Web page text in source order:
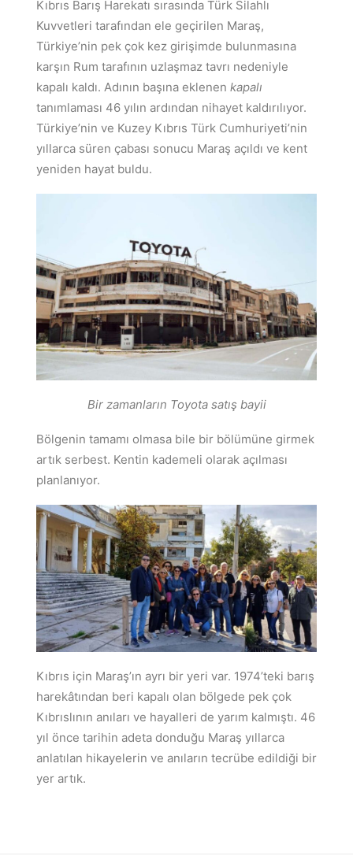
Kıbrıs Barış Harekatı sırasında Türk Silahlı
Kuvvetleri tarafından ele geçirilen Maraş,
Türkiye’nin pek çok kez girişimde bulunmasına
karşın Rum tarafının uzlaşmaz tavrı nedeniyle
kapalı kaldı. Adının başına eklenen kapalı
tanımlaması 46 yılın ardından nihayet kaldırılıyor.
Türkiye’nin ve Kuzey Kıbrıs Türk Cumhuriyeti’nin
yıllarca süren çabası sonucu Maraş açıldı ve kent
yeniden hayat buldu.
Bir zamanların Toyota satış bayii
Bölgenin tamamı olmasa bile bir bölümüne girmek
artık serbest. Kentin kademeli olarak açılması
planlanıyor.
Kıbrıs için Maraş’ın ayrı bir yeri var. 1974’teki barış
harekâtından beri kapalı olan bölgede pek çok
Kıbrıslının anıları ve hayalleri de yarım kalmıştı. 46
yıl önce tarihin adeta donduğu Maraş yıllarca
anlatılan hikayelerin ve anıların tecrübe edildiği bir
yer artık.